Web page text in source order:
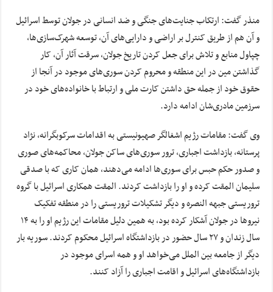
منذر گفت: ارتکاب جنایت‌های جنگی و ضد انسانی در جولان توسط اسرائیل
و آن هم از طریق کنترل بر اراضی و دارایی‌های آن، توسعه شهرک‌سازی‌ها،
چپاول منابع و تلاش برای جعل کردن تاریخ جولان، سرقت آثار آن، کار
گذاشتن مین در این منطقه و محروم کردن سوری‌های موجود در آنجا از
حقوق خود از جمله حق داشتن کارت ملی و ارتباط با خانواده‌های خود در
سرزمین مادری‌شان ادامه دارد.
وی گفت: مقامات رژیم اشغالگر صهیونیستی به اقدامات سرکوبگرانه، نژاد
پرستانه، بازداشت اجباری، ترور سوری‌های ساکن جولان، محاکمه‌های صوری
و صدور حکم حبس برای سوری‌ها ادامه می‌دهند، همان کاری که با صدقی
سلیمان المقت کرده و او را بازداشت کردند. المقت همکاری اسرائیل با گروه
تروریستی جبهه النصره و دیگر تشکیلات تروریستی را در منطقه تفکیک
نیروها در جولان آشکار کرده بود، به همین دلیل مقامات این رژیم او را به ۱۴
سال زندان و ۲۷ سال حضور در بازداشتگاه اسرائیل محکوم کردند. سوریه بار
دیگر از جامعه بین الملل می‌خواهد او و همه اسرای موجود در
بازداشتگاه‌های اسرائیل و اقامت اجباری را آزاد کنند.